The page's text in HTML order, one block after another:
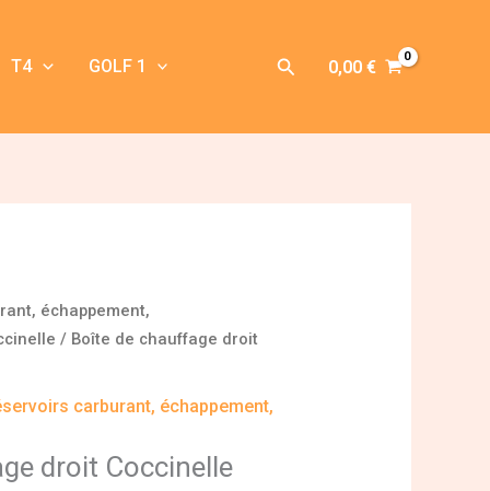
T4 GOLF 1 Rechercher
0,00 €
échappement,
/ Boîte de chauffage droit
carburant, échappement,
droit Coccinelle